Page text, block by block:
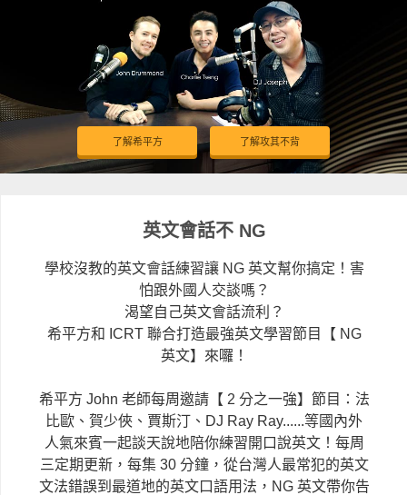
了解希平方 了解攻其不背
英文會話不 NG
學校沒教的英文會話練習讓 NG 英文幫你搞定！害
怕跟外國人交談嗎？
渴望自己英文會話流利？
希平方和 ICRT 聯合打造最強英文學習節目【 NG
英文】來囉！
希平方 John 老師每周邀請【 2 分之一強】節目：法
比歐、賀少俠、賈斯汀、DJ Ray Ray......等國內外
人氣來賓一起談天說地陪你練習開口說英文！每周
三定期更新，每集 30 分鐘，從台灣人最常犯的英文
文法錯誤到最道地的英文口語用法，NG 英文帶你告